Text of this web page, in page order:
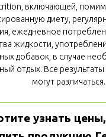
включающей,
диету,
ежедневное
жидкости,
добавок, в случае
отдых. Все
могут различаться.
узнать